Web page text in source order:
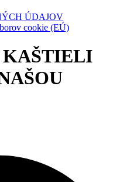
ÚDAJOV
cookie (EÚ)
KAŠTIELI